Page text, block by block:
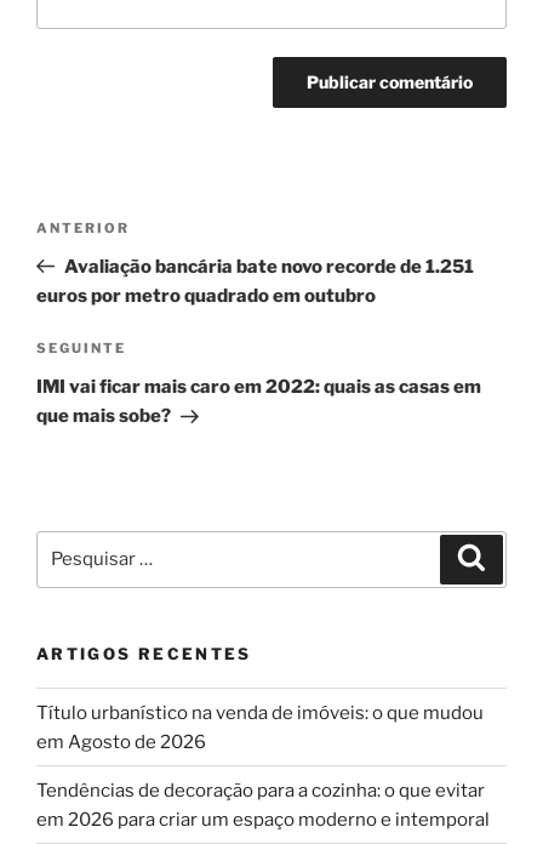
artigos
Conteúdo
anterior
ANTERIOR
Avaliação bancária bate novo recorde de 1.251
euros por metro quadrado em outubro
Conteúdo
seguinte
SEGUINTE
IMI vai ficar mais caro em 2022: quais as casas em
que mais sobe?
por:
ARTIGOS RECENTES
Título urbanístico na venda de imóveis: o que mudou
em Agosto de 2026
Tendências de decoração para a cozinha: o que evitar
em 2026 para criar um espaço moderno e intemporal